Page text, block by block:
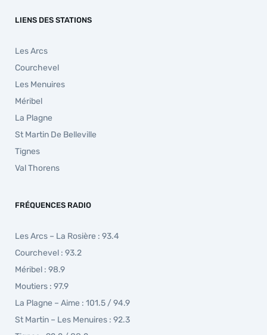
LIENS DES STATIONS
Les Arcs
Courchevel
Les Menuires
Méribel
La Plagne
St Martin De Belleville
Tignes
Val Thorens
FRÉQUENCES RADIO
Les Arcs – La Rosière : 93.4
Courchevel : 93.2
Méribel : 98.9
Moutiers : 97.9
La Plagne – Aime : 101.5 / 94.9
St Martin – Les Menuires : 92.3